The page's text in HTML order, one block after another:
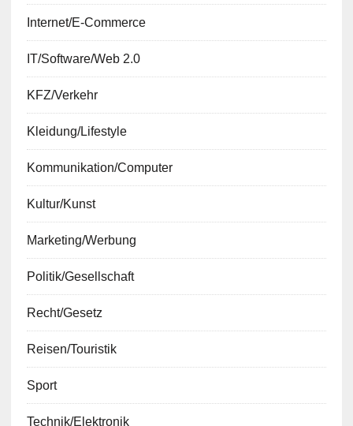
Internet/E-Commerce
IT/Software/Web 2.0
KFZ/Verkehr
Kleidung/Lifestyle
Kommunikation/Computer
Kultur/Kunst
Marketing/Werbung
Politik/Gesellschaft
Recht/Gesetz
Reisen/Touristik
Sport
Technik/Elektronik